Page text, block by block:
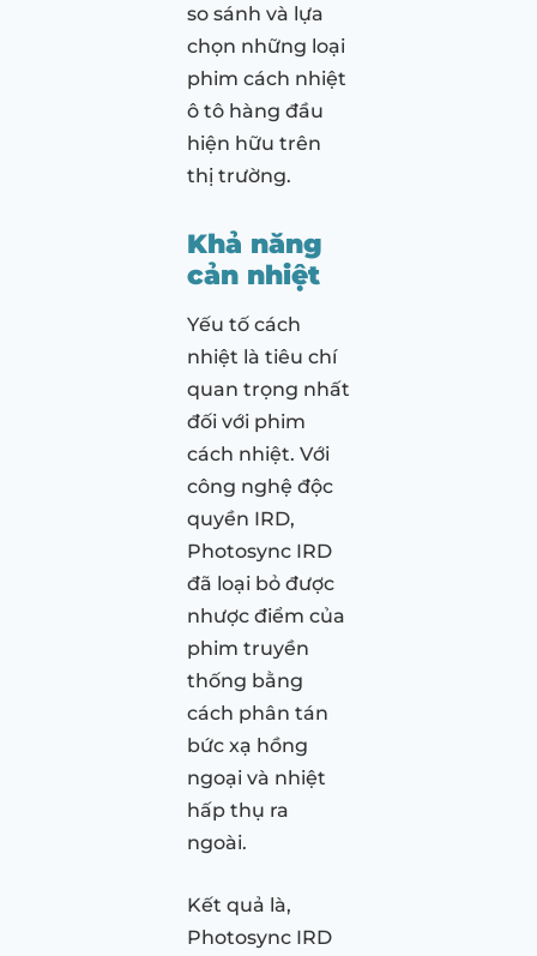
so sánh và lựa
chọn những loại
phim cách nhiệt
ô tô hàng đầu
hiện hữu trên
thị trường.
Khả năng
cản nhiệt
Yếu tố cách
nhiệt là tiêu chí
quan trọng nhất
đối với phim
cách nhiệt. Với
công nghệ độc
quyền IRD,
Photosync IRD
đã loại bỏ được
nhược điểm của
phim truyền
thống bằng
cách phân tán
bức xạ hồng
ngoại và nhiệt
hấp thụ ra
ngoài.
Kết quả là,
Photosync IRD